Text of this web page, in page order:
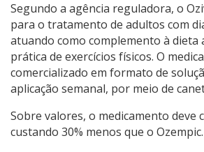
Segundo a agência reguladora, o
para o tratamento de adultos com
atuando como complemento à dieta
prática de exercícios físicos. O
comercializado em formato de
aplicação semanal, por meio de
Sobre valores, o medicamento deve
custando 30% menos que o Ozempic.